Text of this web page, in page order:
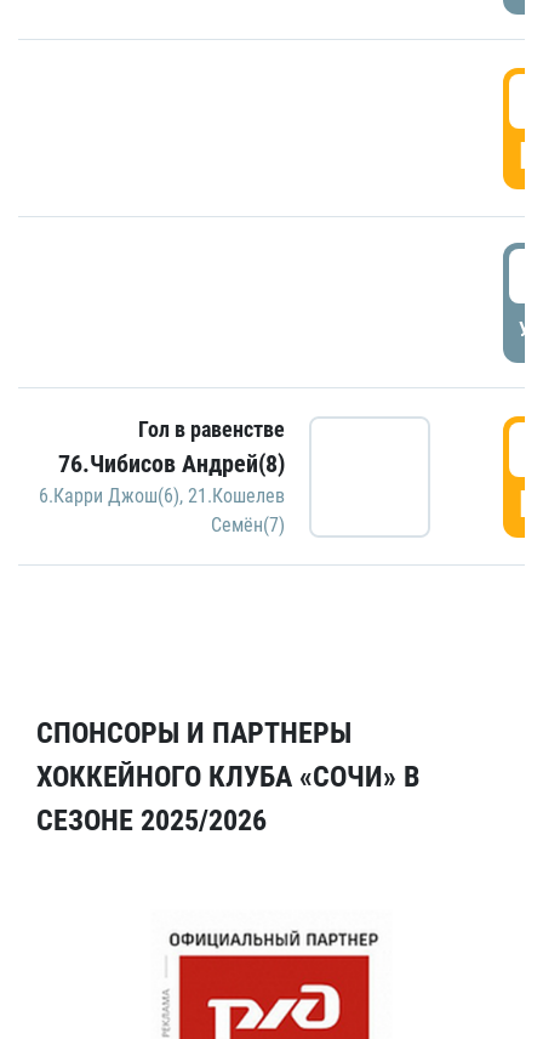
Гол в равенстве
76.Чибисов Андрей(8)
6.Карри Джош(6), 21.Кошелев
Семён(7)
СПОНСОРЫ И ПАРТНЕРЫ
ХОККЕЙНОГО КЛУБА «СОЧИ» В
СЕЗОНЕ 2025/2026